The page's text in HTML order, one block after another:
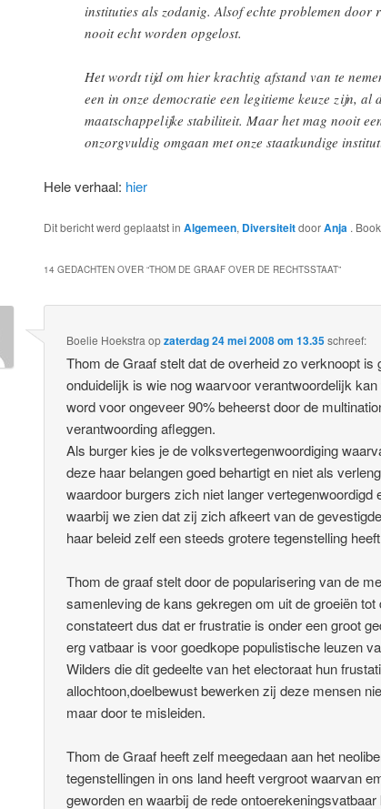
instituties als zodanig. Alsof echte problemen door
nooit echt worden opgelost.
Het wordt tijd om hier krachtig afstand van te
een in onze democratie een legitieme keuze zijn, al
maatschappelijke stabiliteit. Maar het mag nooit
onzorgvuldig omgaan met onze staatkundige
Hele verhaal: hier
Dit bericht werd geplaatst in Algemeen, DiversiteitdoorAnja .
14 GEDACHTEN OVER “THOM DE GRAAF OVER DE RECHTSSTAAT”
Boelie Hoekstra opzaterdag 24 mei 2008 om 13.35schreef:
Thom de Graaf stelt dat de overheid zo verknoopt is
onduidelijk is wie nog waarvoor verantwoordelijk
word voor ongeveer 90% beheerst door de
verantwoording afleggen.
Als burger kies je de volksvertegenwoordiging
deze haar belangen goed behartigt en niet als
waardoor burgers zich niet langer vertegenwoordigd
waarbij we zien dat zij zich afkeert van de
haar beleid zelf een steeds grotere tegenstelling
Thom de graaf stelt door de popularisering van de
samenleving de kans gekregen om uit de groeiën
constateert dus dat er frustratie is onder een groot
erg vatbaar is voor goedkope populistische leuzen
Wilders die dit gedeelte van het electoraat hun
allochtoon,doelbewust bewerken zij deze mensen
maar door te misleiden.
Thom de Graaf heeft zelf meegedaan aan het
tegenstellingen in ons land heeft vergroot waarvan
geworden en waarbij de rede ontoerekeningsvatbaar